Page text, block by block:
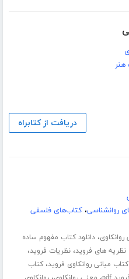
دریافت از کتابراه
روانشناسی،کتاب‌های فلسفی
روانکاوی،دانلود کتاب مفهوم ساده
نظریه های فروید،نظریات فروید،
کتاب مبانی روانکاوی فروید،کتاب